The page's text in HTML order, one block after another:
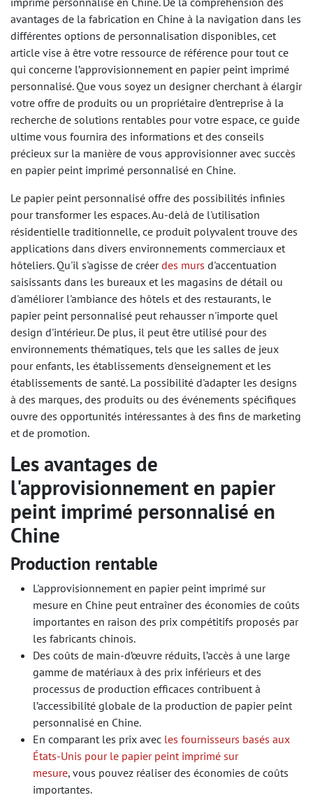
avantages de la fabrication en Chine à la navigation dans les
différentes options de personnalisation disponibles, cet
article vise à être votre ressource de référence pour tout ce
qui concerne l’approvisionnement en papier peint imprimé
personnalisé. Que vous soyez un designer cherchant à élargir
votre offre de produits ou un propriétaire d’entreprise à la
recherche de solutions rentables pour votre espace, ce guide
ultime vous fournira des informations et des conseils
précieux sur la manière de vous approvisionner avec succès
en papier peint imprimé personnalisé en Chine.
Le papier peint personnalisé offre des possibilités infinies
pour transformer les espaces. Au-delà de l'utilisation
résidentielle traditionnelle, ce produit polyvalent trouve des
applications dans divers environnements commerciaux et
hôteliers. Qu'il s'agisse de créerdes murs d'accentuation
saisissants dans les bureaux et les magasins de détail ou
d'améliorer l'ambiance des hôtels et des restaurants, le
papier peint personnalisé peut rehausser n'importe quel
design d'intérieur. De plus, il peut être utilisé pour des
environnements thématiques, tels que les salles de jeux
pour enfants, les établissements d'enseignement et les
établissements de santé. La possibilité d'adapter les designs
à des marques, des produits ou des événements spécifiques
ouvre des opportunités intéressantes à des fins de marketing
et de promotion.
Les avantages de
l'approvisionnement en papier
peint imprimé personnalisé en
Chine
Production rentable
L'approvisionnement en papier peint imprimé sur
mesure en Chine peut entraîner des économies de coûts
importantes en raison des prix compétitifs proposés par
les fabricants chinois.
Des coûts de main-d’œuvre réduits, l’accès à une large
gamme de matériaux à des prix inférieurs et des
processus de production efficaces contribuent à
l’accessibilité globale de la production de papier peint
personnalisé en Chine.
En comparant les prix avec les fournisseurs basés aux
États-Unis pour le papier peint imprimé sur
mesure, vous pouvez réaliser des économies de coûts
importantes.